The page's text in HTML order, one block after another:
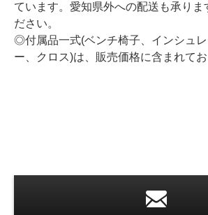
ピアノレンタル
ています。愛知県外への配送も承りま
ださい。
◎付属品一式(ベンチ椅子、インシュ
ー、クロス)は、販売価格に含まれてお